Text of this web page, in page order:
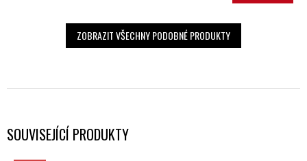
SOUVISEJÍCÍ PRODUKTY
ZOBRAZIT VŠECHNY PODOBNÉ PRODUKTY